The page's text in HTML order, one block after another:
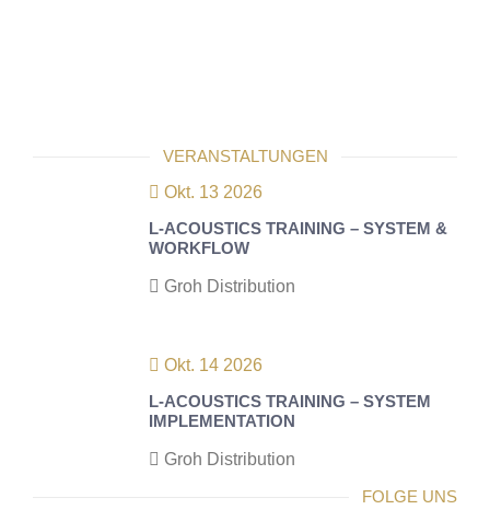
VERANSTALTUNGEN
Okt. 13 2026
L-ACOUSTICS TRAINING – SYSTEM &
WORKFLOW
Groh Distribution
Okt. 14 2026
L-ACOUSTICS TRAINING – SYSTEM
IMPLEMENTATION
Groh Distribution
FOLGE UNS